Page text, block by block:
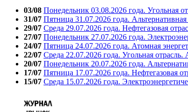
03/08 Понедельник 03.08.2026 года. Угольная
31/07 Пятница 31.07.2026 года.
29/07 Среда 29.07.2026 года. Нефтегазовая
27/07 Понедельник 27.07.2026 года.
24/07 Пятница 24.07.2026 года. Атомная
22/07 Среда 22.07.2026 года. Угольная отрасль.
20/07 Понедельник 20.07.2026 года.
17/07 Пятница 17.07.2026 года. Нефтегазовая
15/07 Среда 15.07.2026 года.